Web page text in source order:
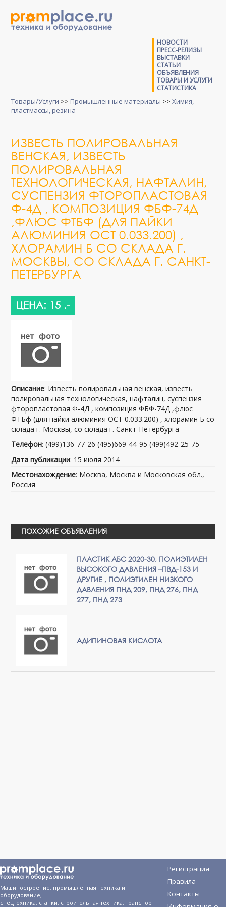
НОВОСТИ
ПРЕСС-РЕЛИЗЫ
ВЫСТАВКИ
СТАТЬИ
ОБЪЯВЛЕНИЯ
ТОВАРЫ И УСЛУГИ
СТАТИСТИКА
Товары/Услуги >> Промышленные материалы >>Химия,
пластмассы, резина
ИЗВЕСТЬ ПОЛИРОВАЛЬНАЯ
ВЕНСКАЯ, ИЗВЕСТЬ
ПОЛИРОВАЛЬНАЯ
ТЕХНОЛОГИЧЕСКАЯ, НАФТАЛИН,
СУСПЕНЗИЯ ФТОРОПЛАСТОВАЯ
Ф-4Д , КОМПОЗИЦИЯ ФБФ-74Д
,ФЛЮС ФТБФ (ДЛЯ ПАЙКИ
АЛЮМИНИЯ ОСТ 0.033.200) ,
ХЛОРАМИН Б СО СКЛАДА Г.
МОСКВЫ, СО СКЛАДА Г. САНКТ-
ПЕТЕРБУРГА
ЦЕНА: 15 .-
Описание: Известь полировальная венская, известь
полировальная технологическая, нафталин, суспензия
фторопластовая Ф-4Д , композиция ФБФ-74Д ,флюс
ФТБф (для пайки алюминия ОСТ 0.033.200) , хлорамин Б со
склада г. Москвы, со склада г. Санкт-Петербурга
Телефон: (499)136-77-26 (495)669-44-95 (499)492-25-75
Дата публикации: 15 июля 2014
Местонахождение: Москва, Москва и Московская обл.,
Россия
ПОХОЖИЕ ОБЪЯВЛЕНИЯ
ПЛАСТИК АБС 2020-30, ПОЛИЭТИЛЕН
ВЫСОКОГО ДАВЛЕНИЯ –ПВД-153 И
ДРУГИЕ , ПОЛИЭТИЛЕН НИЗКОГО
ДАВЛЕНИЯ ПНД 209, ПНД 276, ПНД
277, ПНД 273
АДИПИНОВАЯ КИСЛОТА
Машиностроение, промышленная техника и
оборудование,
спецтехника, станки, строительная техника, транспорт.
Регистрация
Правила
Контакты